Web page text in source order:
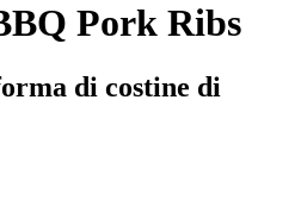
Pork Ribs
di costine di